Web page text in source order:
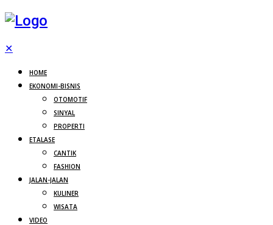
✕
HOME
EKONOMI-BISNIS
OTOMOTIF
SINYAL
PROPERTI
ETALASE
CANTIK
FASHION
JALAN-JALAN
KULINER
WISATA
VIDEO